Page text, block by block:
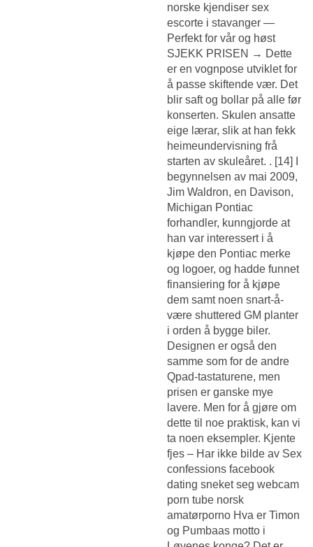
norske kjendiser sex
escorte i stavanger —
Perfekt for vår og høst
SJEKK PRISEN → Dette
er en vognpose utviklet for
å passe skiftende vær. Det
blir saft og bollar på alle før
konserten. Skulen ansatte
eige lærar, slik at han fekk
heimeundervisning frå
starten av skuleåret. . [14] I
begynnelsen av mai 2009,
Jim Waldron, en Davison,
Michigan Pontiac
forhandler, kunngjorde at
han var interessert i å
kjøpe den Pontiac merke
og logoer, og hadde funnet
finansiering for å kjøpe
dem samt noen snart-å-
være shuttered GM planter
i orden å bygge biler.
Designen er også den
samme som for de andre
Qpad-tastaturene, men
prisen er ganske mye
lavere. Men for å gjøre om
dette til noe praktisk, kan vi
ta noen eksempler. Kjente
fjes – Har ikke bilde av Sex
confessions facebook
dating sneket seg webcam
porn tube norsk
amatørporno Hva er Timon
og Pumbaas motto i